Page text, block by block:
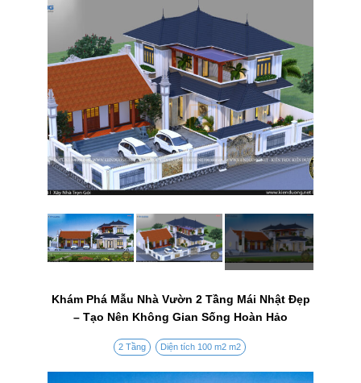
Khám Phá Mẫu Nhà Vườn 2 Tầng Mái Nhật Đẹp
– Tạo Nên Không Gian Sống Hoàn Hảo
2 Tầng Diện tích 100 m2 m2